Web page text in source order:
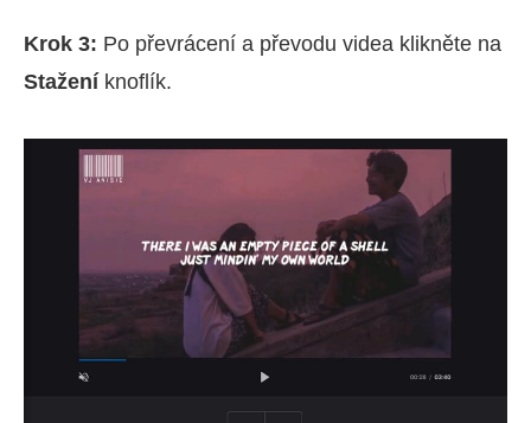
Krok 3: Po převrácení a převodu videa klikněte na
Staženíknoflík.